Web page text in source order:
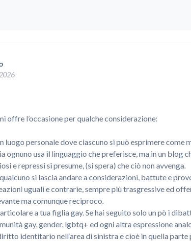
offre l’occasione per qualche considerazione:
luogo personale dove ciascuno si può esprimere come
ognuno usa il linguaggio che preferisce, ma in un blog
e repressi si presume, (si spera) che ciò non avvenga.
qualcuno si lascia andare a considerazioni, battute e
uguali e contrarie, sempre più trasgressive ed
ma comunque reciproco.
a tua figlia gay. Se hai seguito solo un pò i
gay, gender, lgbtq+ ed ogni altra espressione
identitario nell’area di sinistra e cioè in quella